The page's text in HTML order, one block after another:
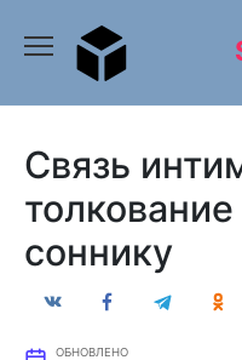
содержанию
Связь
толкование
соннику
ОБНОВЛЕНО